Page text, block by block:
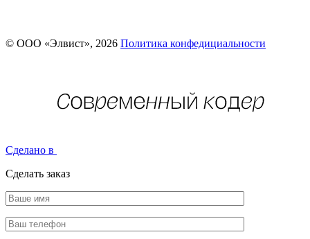
© ООО «Элвист», 2026 Политика конфедициальности
Сделано в
Сделать заказ